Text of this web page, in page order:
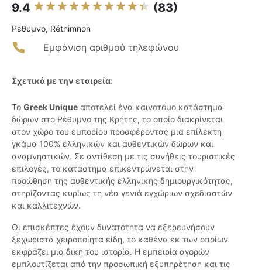
9.4 (83)
Ρεθυμνο, Réthimnon
Εμφάνιση αριθμού τηλεφώνου
Σχετικά με την εταιρεία:
Το Greek Unique αποτελεί ένα καινοτόμο κατάστημα
δώρων στο Ρέθυμνο της Κρήτης, το οποίο διακρίνεται
στον χώρο του εμπορίου προσφέροντας μια επίλεκτη
γκάμα 100% ελληνικών και αυθεντικών δώρων και
αναμνηστικών. Σε αντίθεση με τις συνήθεις τουριστικές
επιλογές, το κατάστημα επικεντρώνεται στην
προώθηση της αυθεντικής ελληνικής δημιουργικότητας,
στηρίζοντας κυρίως τη νέα γενιά εγχώριων σχεδιαστών
και καλλιτεχνών.
Οι επισκέπτες έχουν δυνατότητα να εξερευνήσουν
ξεχωριστά χειροποίητα είδη, το καθένα εκ των οποίων
εκφράζει μια δική του ιστορία. Η εμπειρία αγορών
εμπλουτίζεται από την προσωπική εξυπηρέτηση και τις